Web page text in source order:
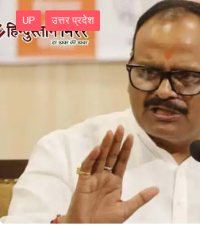
UP उत्तर प्रदेश